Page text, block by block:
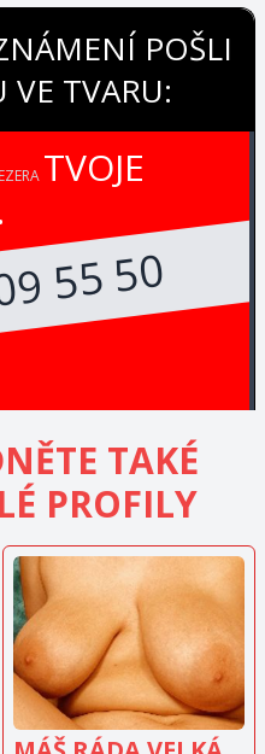
POŠLI
VE TVARU:
TVOJE
55 50
TAKÉ
PROFILY
ZOBRAZIT
INZERÁT